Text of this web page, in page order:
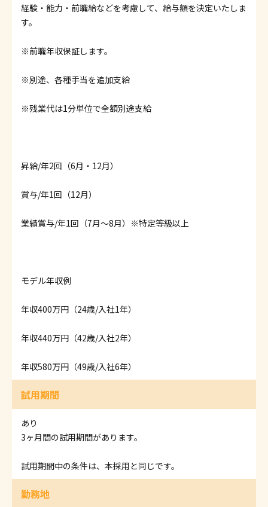
経験・能力・前職給などを考慮して、給与額を決定いたしま
す。
※前職年収保証します。
※別途、各種手当を追加支給
※残業代は1分単位で全額別途支給
昇給/年2回（6月・12月）
賞与/年1回（12月）
業績賞与/年1回（7月～8月）※特定等級以上
モデル年収例
年収400万円（24歳/入社1年）
年収440万円（42歳/入社2年）
年収580万円（49歳/入社6年）
試用期間
あり
3ヶ月間の試用期間があります。
試用期間中の条件は、本採用と同じです。
勤務地